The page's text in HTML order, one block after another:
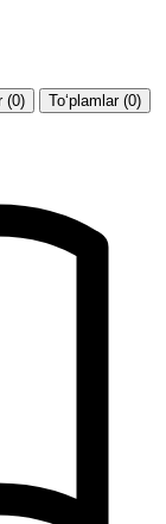
(0) To‘plamlar (0)